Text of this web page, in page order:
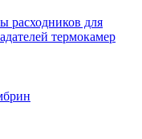
расходников для
термокамер